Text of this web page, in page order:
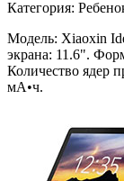
Категория:
Модель: Xiaoxin
экрана: 11.6".
Количество ядер
мА•ч.